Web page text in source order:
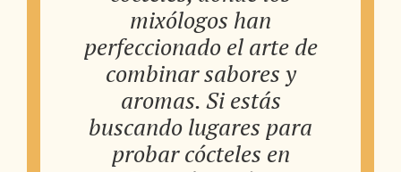
mixólogos han
perfeccionado el arte de
combinar sabores y
aromas. Si estás
buscando lugares para
probar cócteles en